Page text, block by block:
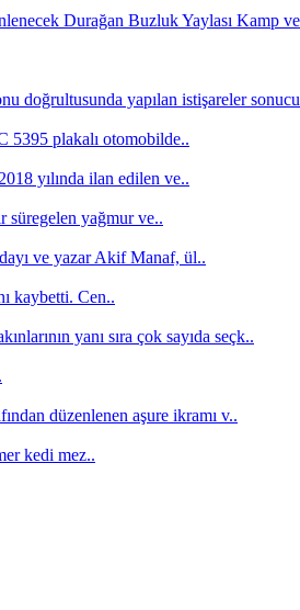
Durağan Buzluk Yaylası Kamp
doğrultusunda yapılan istişareler
5395 plakalı otomobilde..
yılında ilan edilen ve..
süregelen yağmur ve..
ve yazar Akif Manaf, ül..
kaybetti. Cen..
yanı sıra çok sayıda seçk..
düzenlenen aşure ikramı v..
kedi mez..